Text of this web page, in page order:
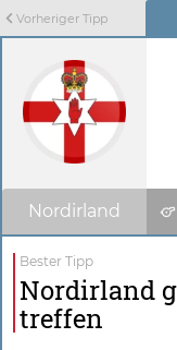
Vorheriger Tipp
Nordirland
Bester Tipp
Nordirland
treffen